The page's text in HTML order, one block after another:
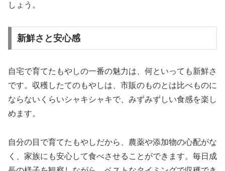
しょう。
新鮮さと安心感
自宅で育てたもやしの一番の魅力は、何といっても新鮮さ
です。収穫したてのもやしは、市販のものとは比べものに
ならないくらいシャキシャキで、みずみずしい食感を楽し
めます。
自分の目で育てたもやしだから、農薬や添加物の心配がな
く、家族にも安心して食べさせることができます。毎日成